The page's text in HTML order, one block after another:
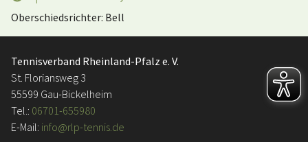
Oberschiedsrichter: Bell
Tennisverband Rheinland-Pfalz e. V.
St. Floriansweg 3
55599 Gau-Bickelheim
Tel.: 06701-655980
E-Mail: info@rlp-tennis.de